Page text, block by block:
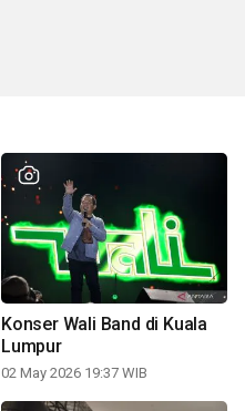
Konser Wali Band di Kuala
Lumpur
02 May 2026 19:37 WIB